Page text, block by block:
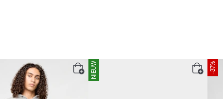
NIEUW -37%